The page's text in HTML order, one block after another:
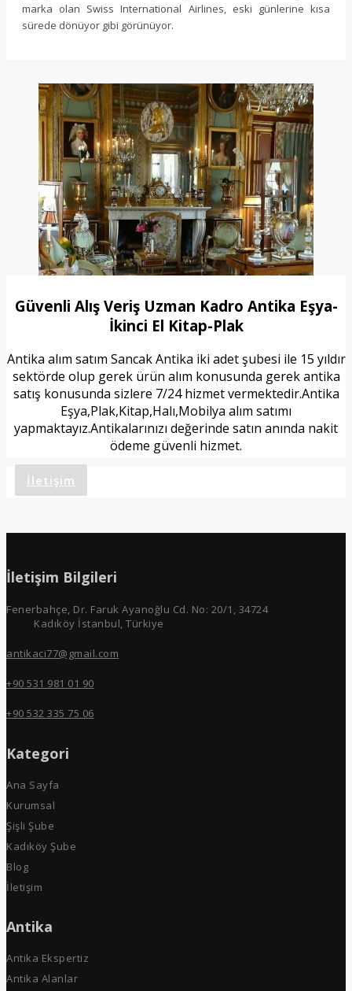
marka olan Swiss International Airlines, eski günlerine kısa
sürede dönüyor gibi görünüyor.
Güvenli Alış Veriş Uzman Kadro Antika Eşya-
İkinci El Kitap-Plak
Antika alım satım Sancak Antika iki adet şubesi ile 15 yıldır
sektörde olup gerek ürün alım konusunda gerek antika
satış konusunda sizlere 7/24 hizmet vermektedir.Antika
Eşya,Plak,Kitap,Halı,Mobilya alım satımı
yapmaktayız.Antikalarınızı değerinde satın anında nakit
ödeme güvenli hizmet.
İletişim
İletişim Bilgileri
Fenerbahçe, Dr. Faruk Ayanoğlu Cd. No: 20/1, 34724
Kadıköy İstanbul, Türkiye
antikaci77@gmail.com
+90 531 981 01 90
+90 532 335 75 06
Kategori
Ana Sayfa
Kurumsal
Şişli Şube
Kadıköy Şube
Blog
İletişim
Antika
Antika Ekspertiz
Antika Alanlar